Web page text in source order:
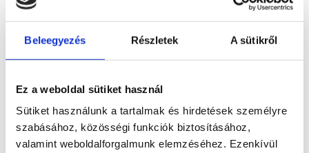
Beleegyezés Részletek A sütikről
Ez a weboldal sütiket használ
Sütiket használunk a tartalmak és hirdetések személyre
szabásához, közösségi funkciók biztosításához,
valamint weboldalforgalmunk elemzéséhez. Ezenkívül
Power/ Teljesítmény Kw Swept volume